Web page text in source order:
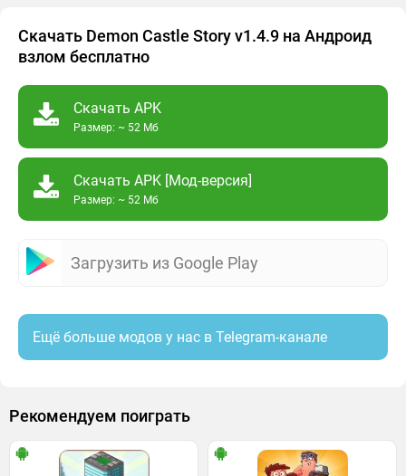
Скачать Demon Castle Story v1.4.9 на Андроид
взлом бесплатно
Скачать APK
Размер: ~ 52 Мб
Скачать APK [Мод-версия]
Размер: ~ 52 Мб
Загрузить из Google Play
Ещё больше модов у нас в Telegram-канале
Рекомендуем поиграть